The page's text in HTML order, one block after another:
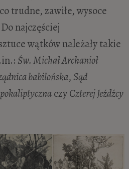
trudne, zawiłe, wysoce
najczęściej
wątków należały takie
Św. Michał Archanioł
babilońska, Sąd
czyCzterej Jeźdźcy